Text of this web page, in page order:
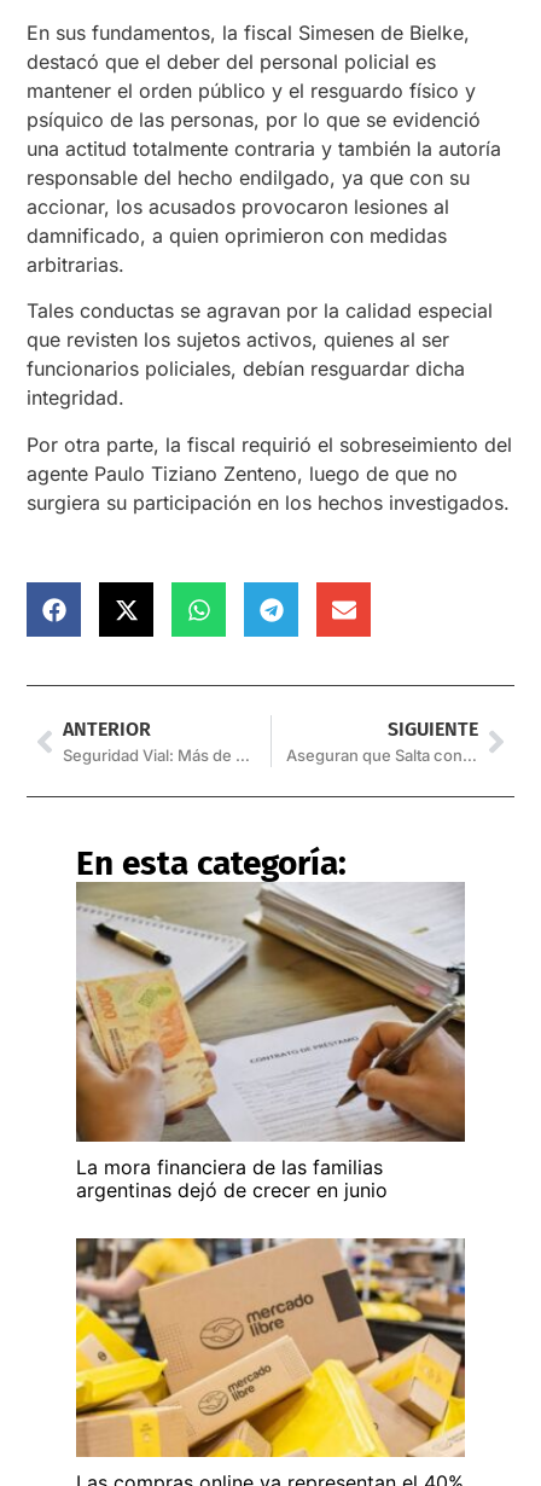
En sus fundamentos, la fiscal Simesen de Bielke,
destacó que el deber del personal policial es
mantener el orden público y el resguardo físico y
psíquico de las personas, por lo que se evidenció
una actitud totalmente contraria y también la autoría
responsable del hecho endilgado, ya que con su
accionar, los acusados provocaron lesiones al
damnificado, a quien oprimieron con medidas
arbitrarias.
Tales conductas se agravan por la calidad especial
que revisten los sujetos activos, quienes al ser
funcionarios policiales, debían resguardar dicha
integridad.
Por otra parte, la fiscal requirió el sobreseimiento del
agente Paulo Tiziano Zenteno, luego de que no
surgiera su participación en los hechos investigados.
ANTERIOR
Seguridad Vial: Más de 800 infractores durante el fin de semana
SIGUIENTE
Aseguran que Salta continúa sin circulación comunitaria de Covid-19
En esta categoría:
La mora financiera de las familias
argentinas dejó de crecer en junio